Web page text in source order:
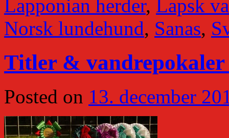
Lapponian herder, Lapsk
Norsk lundehund, Sanas,
Titler & vandrepokaler
Posted on 13. december